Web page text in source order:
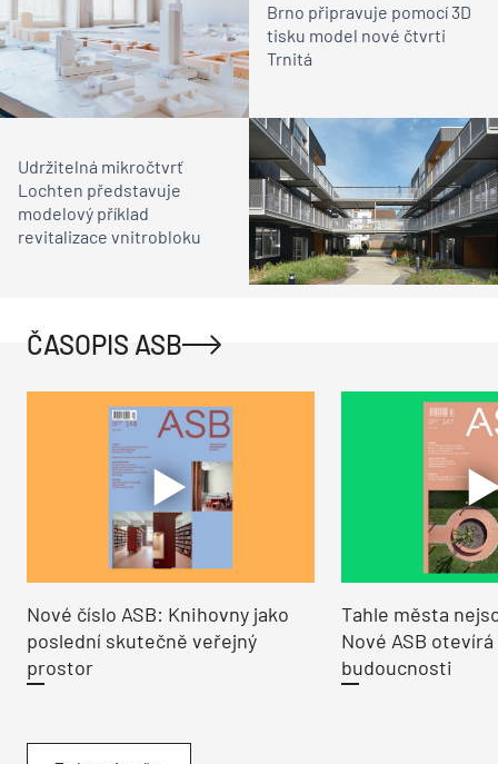
Brno připravuje pomocí 3D
tisku model nové čtvrti
Trnitá
Udržitelná mikročtvrť
Lochten představuje
modelový příklad
revitalizace vnitrobloku
ČASOPIS ASB
Nové číslo ASB: Knihovny jako
poslední skutečně veřejný
prostor
Tahle města
Nové ASB
budoucnosti